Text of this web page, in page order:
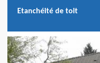
Etanchéité de toit